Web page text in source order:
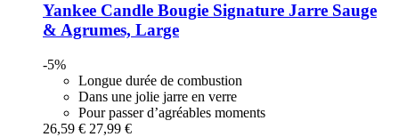
Yankee Candle Bougie Signature Jarre Sauge
& Agrumes, Large
-5%
Longue durée de combustion
Dans une jolie jarre en verre
Pour passer d’agréables moments
26,59 € 27,99 €